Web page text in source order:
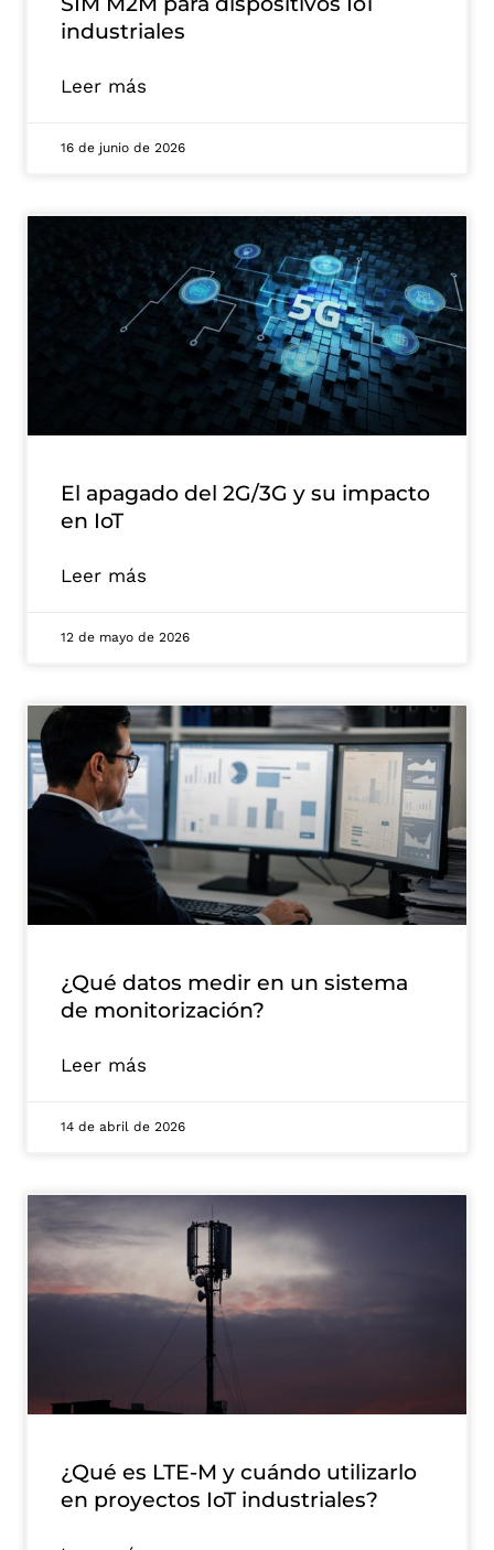
industriales
Leer más
16 de junio de 2026
El apagado del 2G/3G y su impacto
en IoT
Leer más
12 de mayo de 2026
¿Qué datos medir en un sistema
de monitorización?
Leer más
14 de abril de 2026
¿Qué es LTE-M y cuándo utilizarlo
en proyectos IoT industriales?